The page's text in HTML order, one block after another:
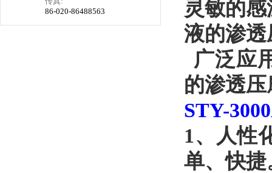
86-020-86488563
灵敏的
液的渗
广泛应
的渗透
STY-
1、人性
单、快捷